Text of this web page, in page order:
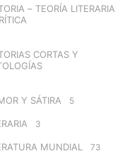
– TEORÍA LITERARIA
CORTAS Y
Y SÁTIRA 5
3
MUNDIAL 73